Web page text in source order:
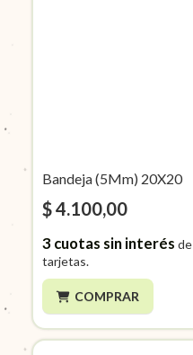
Bandeja (5Mm) 20X20
$ 4.100,00
3cuotas sin interés de
tarjetas.
COMPRAR